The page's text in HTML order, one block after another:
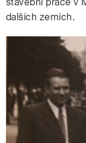
dalších zemích.